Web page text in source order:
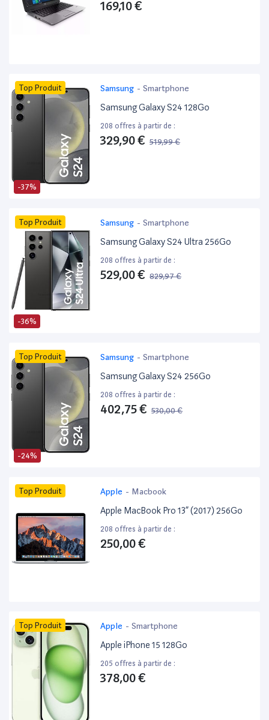
169,10 €
-37%
Top Produit Samsung - Smartphone
Samsung Galaxy S24 128Go
208 offres à partir de :
329,90 € 519,99 €
-36%
Top Produit Samsung - Smartphone
Samsung Galaxy S24 Ultra 256Go
208 offres à partir de :
529,00 € 829,97 €
-24%
Top Produit Samsung - Smartphone
Samsung Galaxy S24 256Go
208 offres à partir de :
402,75 € 530,00 €
Top Produit Apple - Macbook
Apple MacBook Pro 13” (2017) 256Go
208 offres à partir de :
250,00 €
Top Produit Apple - Smartphone
Apple iPhone 15 128Go
205 offres à partir de :
378,00 €